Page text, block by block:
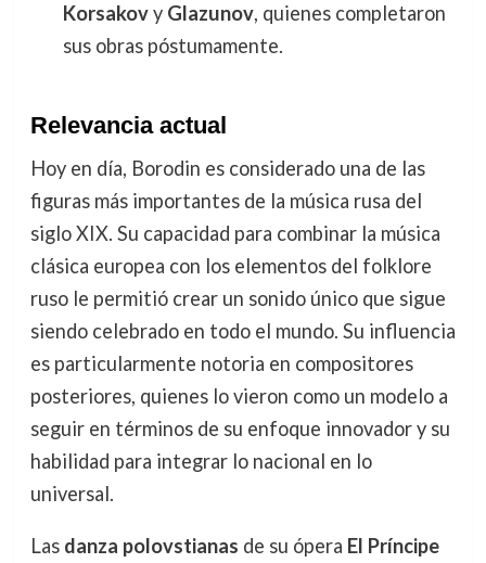
Korsakovy Glazunov, quienes completaron
sus obras póstumamente.
Relevancia actual
Hoy en día, Borodin es considerado una de las
figuras más importantes de la música rusa del
siglo XIX. Su capacidad para combinar la música
clásica europea con los elementos del folklore
ruso le permitió crear un sonido único que sigue
siendo celebrado en todo el mundo. Su influencia
es particularmente notoria en compositores
posteriores, quienes lo vieron como un modelo a
seguir en términos de su enfoque innovador y su
habilidad para integrar lo nacional en lo
universal.
Las danza polovstianas de su ópera El Príncipe